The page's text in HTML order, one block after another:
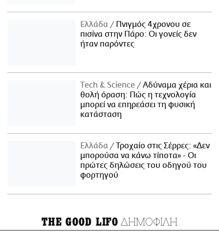
Ελλάδα
Πνιγμός 4χρονου σε
πισίνα στην Πάρο: Οι γονείς δεν
ήταν παρόντες
Τech & Science
Αδύναμα χέρια και
θολή όραση: Πώς η τεχνολογία
μπορεί να επηρεάσει τη φυσική
κατάσταση
Ελλάδα
Τροχαίο στις Σέρρες: «Δεν
μπορούσα να κάνω τίποτα» - Οι
πρώτες δηλώσεις του οδηγού του
φορτηγού
THE GOOD LIFO ΔΗΜΟΦΙΛΗ